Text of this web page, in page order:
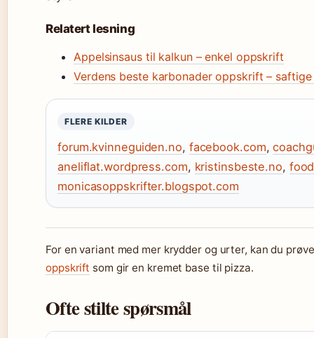
Relatert lesning
Appelsinsaus til kalkun – enkel oppskrift
Verdens beste karbonader oppskrift –
FLERE KILDER
forum.kvinneguiden.no, facebook.com,
aneliflat.wordpress.com, kristinsbeste.no,
monicasoppskrifter.blogspot.com
For en variant med mer krydder og urter, kan du
oppskrift som gir en kremet base til pizza.
Ofte stilte spørsmål